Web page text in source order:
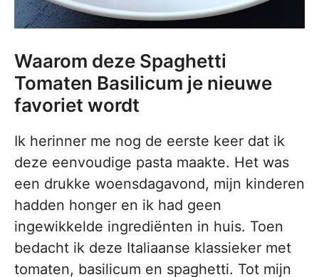
Waarom deze Spaghetti
Tomaten Basilicum je nieuwe
favoriet wordt
Ik herinner me nog de eerste keer dat ik
deze eenvoudige pasta maakte. Het was
een drukke woensdagavond, mijn kinderen
hadden honger en ik had geen
ingewikkelde ingrediënten in huis. Toen
bedacht ik deze Italiaanse klassieker met
tomaten, basilicum en spaghetti. Tot mijn